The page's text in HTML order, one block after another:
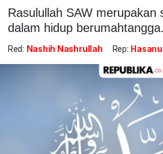
Rasulullah SAW merupakan
dalam hidup berumahtangga.
Red: Nashih Nashrullah Rep: